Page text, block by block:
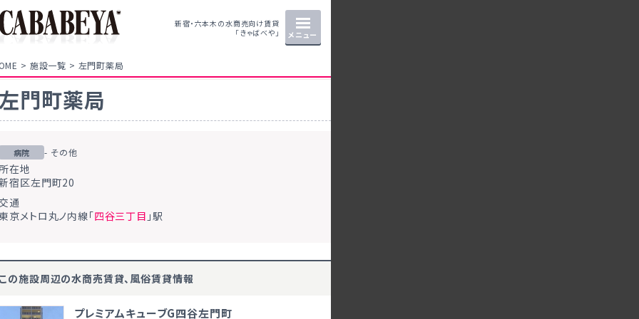
新宿・六本木の水商売向け賃貸
「きゃばべや」
メニュー
施設一覧 左門町薬局
門町薬局
病院 - その他
在地
宿区左門町20
通
京メトロ丸ノ内線「四谷三丁目 」駅
の施設周辺の水商売賃貸、風俗賃貸情報
プレミアムキューブG四谷左門町